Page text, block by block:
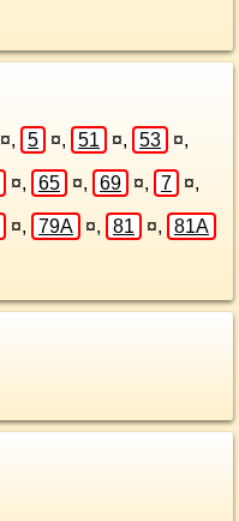
¤, 5 ¤, 51 ¤, 53 ¤,
¤, 65 ¤, 69 ¤, 7 ¤,
¤, 79A ¤, 81 ¤, 81A